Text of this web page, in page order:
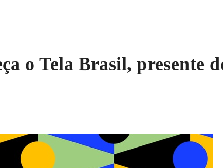
o Tela Brasil, presente